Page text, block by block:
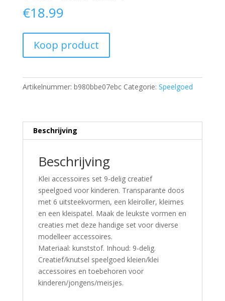
€18.99
Koop product
Artikelnummer: b980bbe07ebc Categorie: Speelgoed
Beschrijving
Beschrijving
Klei accessoires set 9-delig creatief
speelgoed voor kinderen. Transparante doos
met 6 uitsteekvormen, een kleiroller, kleimes
en een kleispatel. Maak de leukste vormen en
creaties met deze handige set voor diverse
modelleer accessoires.
Materiaal: kunststof. Inhoud: 9-delig.
Creatief/knutsel speelgoed kleien/klei
accessoires en toebehoren voor
kinderen/jongens/meisjes.